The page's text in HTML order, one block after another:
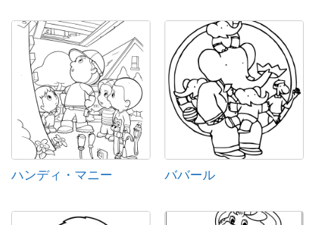
ハンディ・マニー ババール